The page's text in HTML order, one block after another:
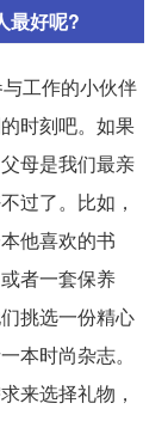
最好呢?
工作的小伙伴
时刻吧。如果
母是我们最亲
过了。比如，
他喜欢的书
者一套保养
挑选一份精心
本时尚杂志。
来选择礼物，